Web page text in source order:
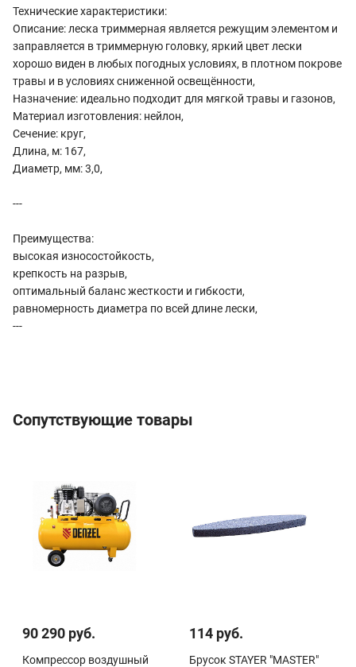
Технические характеристики:
Описание: леска триммерная является режущим элементом и
заправляется в триммерную головку, яркий цвет лески
хорошо виден в любых погодных условиях, в плотном покрове
травы и в условиях сниженной освещённости,
Назначение: идеально подходит для мягкой травы и газонов,
Материал изготовления: нейлон,
Сечение: круг,
Длина, м: 167,
Диаметр, мм: 3,0,
---
Преимущества:
высокая износостойкость,
крепкость на разрыв,
оптимальный баланс жесткости и гибкости,
равномерность диаметра по всей длине лески,
---
Сопутствующие товары
90 290 руб.
Компрессор воздушный
114 руб.
Брусок STAYER "MASTER"